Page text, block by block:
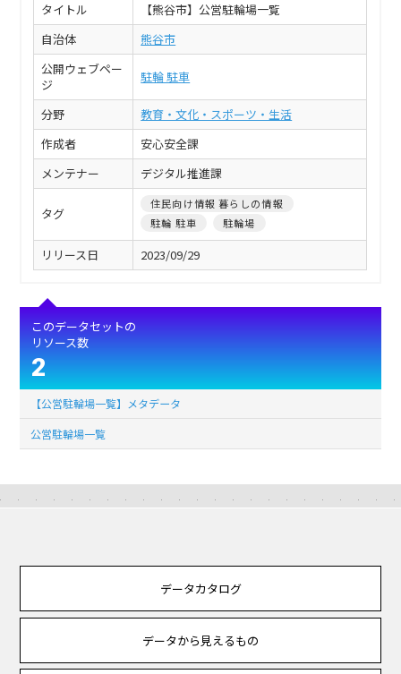
タイトル
【熊谷市】公営駐輪場一覧
自治体
熊谷市
公開ウェブペー
ジ
駐輪 駐車
分野
教育・文化・スポーツ・生活
作成者
安心安全課
メンテナー
デジタル推進課
タグ
住民向け情報 暮らしの情報
駐輪 駐車
駐輪場
リリース日 2023/09/29
このデータセットの
リソース数
2
【公営駐輪場一覧】メタデータ
公営駐輪場一覧
データカタログ
データから見えるもの